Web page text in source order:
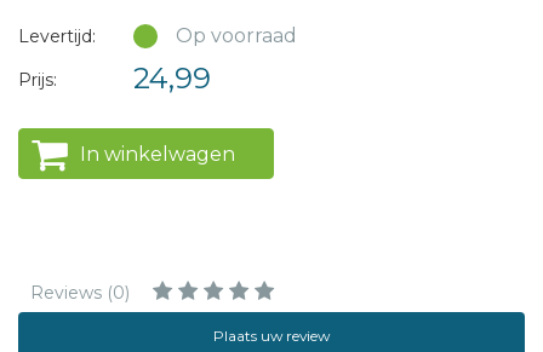
Levertijd: Op voorraad
Prijs: 24,99
In winkelwagen
Reviews (0)
Plaats uw review